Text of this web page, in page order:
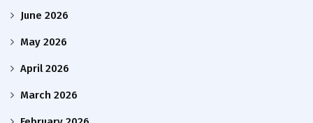
June 2026
May 2026
April 2026
March 2026